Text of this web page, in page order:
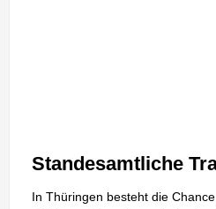
Standesamtliche
In Thüringen besteht die